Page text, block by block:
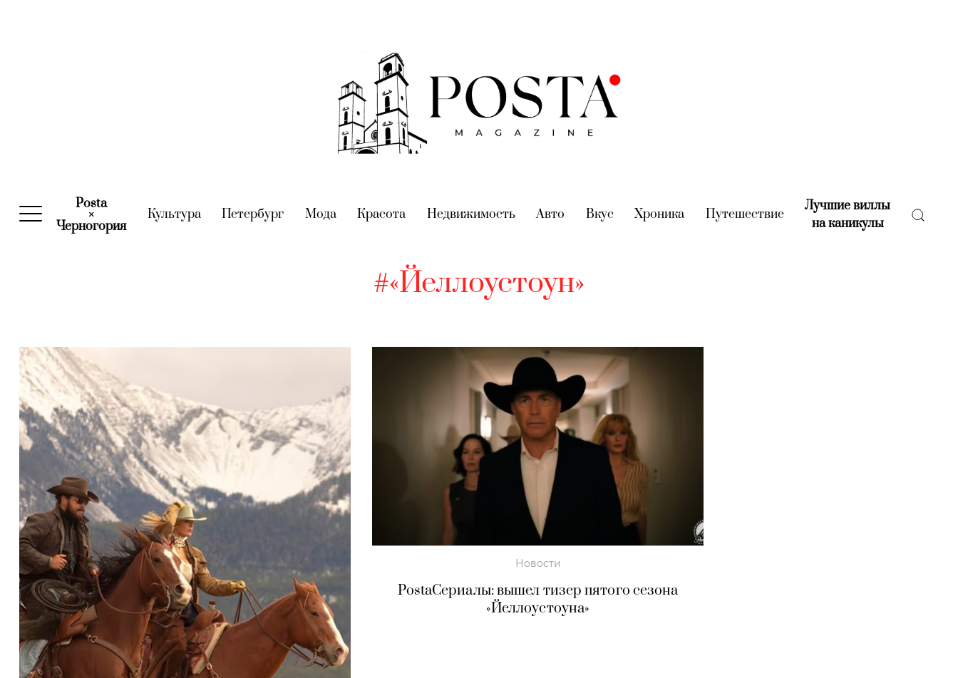
Posta
×
Черногория(current)
Культура(current)
Петербург (current)
Мода(current)
Красота (current)
Недвижимость(current)
Авто (current)
Вкус (current)
Хроника (current)
Путешествие(current)
Лучшие виллы
на каникулы(current)
#«Йеллоустоун»
Новости
PostaСериалы: вышел тизер пятого сезона
«Йеллоустоуна»